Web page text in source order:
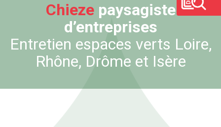
Chiezepaysagiste
d’entreprises
Entretien espaces verts Loire,
Rhône, Drôme et Isère